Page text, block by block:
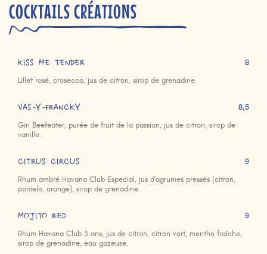
COCKTAILS CRÉATIONS
KISS ME TENDER
Lillet rosé, prosecco, jus de citron, sirop de grenadine.
8
VAS-Y-FRANCKY
Gin Beefeater, purée de fruit de la passion, jus de citron, sirop de
vanille.
8,5
CITRUS CIRCUS
Rhum ambré Havana Club Especial, jus d'agrumes pressés (citron,
pomelo, orange), sirop de grenadine.
9
MOJITO RED
Rhum Havana Club 3 ans, jus de citron, citron vert, menthe fraîche,
sirop de grenadine, eau gazeuse.
9